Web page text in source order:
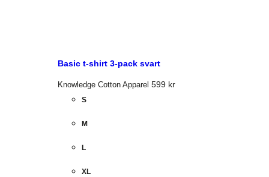
Basic t-shirt 3-pack svart
Knowledge Cotton Apparel 599 kr
S
M
L
XL